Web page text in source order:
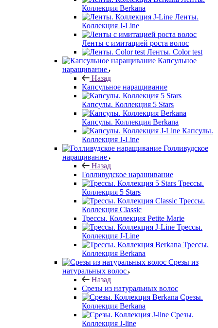
Коллекция Berkana
Ленты.
Коллекция J-Line
Ленты с имитацией роста волос
Ленты. Color test
Капсульное
наращивание
Назад
Капсульное наращивание
Капсулы. Коллекция 5 Stars
Капсулы. Коллекция Berkana
Капсулы.
Коллекция J-Line
Голливудское
наращивание
Назад
Голливудское наращивание
Трессы.
Коллекция 5 Stars
Трессы.
Коллекция Classic
Трессы. Коллекция Petite Marie
Трессы.
Коллекция J-Line
Трессы.
Коллекция Berkana
Срезы из
натуральных волос
Назад
Срезы из натуральных волос
Срезы.
Коллекция Berkana
Срезы.
Коллекция J-line